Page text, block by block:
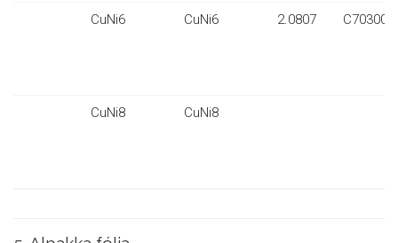
CuNi6 CuNi6 2.0807 C70300
CuNi8 CuNi8